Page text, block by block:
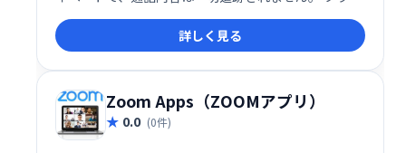
ザだけで手軽に、安心してビデオ通話をお楽しみくだ
さい。
詳しく見る
Zoom Apps（ZOOMアプリ）
0.0 (0件)